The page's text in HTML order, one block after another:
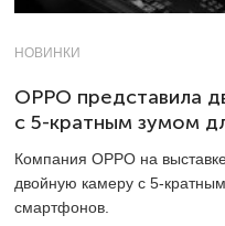
НОВИНКИ
OPPO представила
с 5-кратным зумом
Компания OPPO на
двойную камеру с 5-кратным
смартфонов.